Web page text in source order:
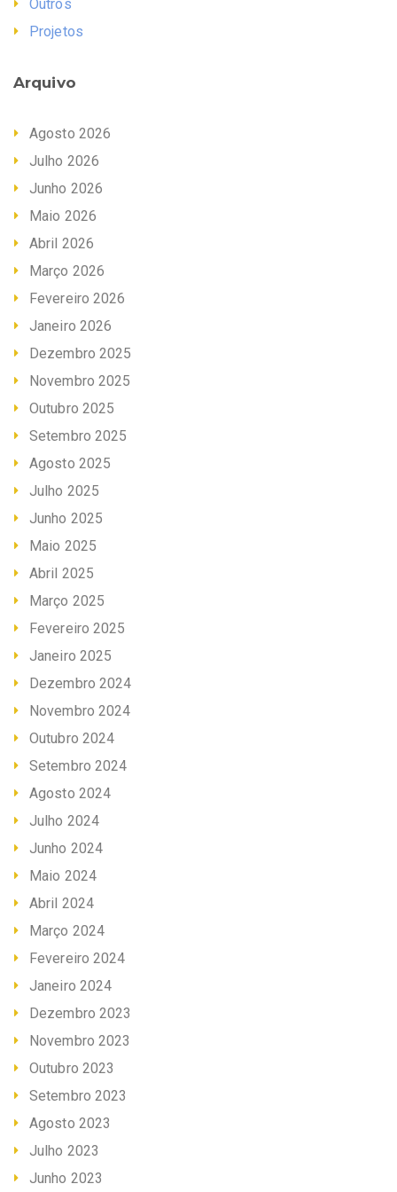
Outros
Projetos
Arquivo
Agosto 2026
Julho 2026
Junho 2026
Maio 2026
Abril 2026
Março 2026
Fevereiro 2026
Janeiro 2026
Dezembro 2025
Novembro 2025
Outubro 2025
Setembro 2025
Agosto 2025
Julho 2025
Junho 2025
Maio 2025
Abril 2025
Março 2025
Fevereiro 2025
Janeiro 2025
Dezembro 2024
Novembro 2024
Outubro 2024
Setembro 2024
Agosto 2024
Julho 2024
Junho 2024
Maio 2024
Abril 2024
Março 2024
Fevereiro 2024
Janeiro 2024
Dezembro 2023
Novembro 2023
Outubro 2023
Setembro 2023
Agosto 2023
Julho 2023
Junho 2023